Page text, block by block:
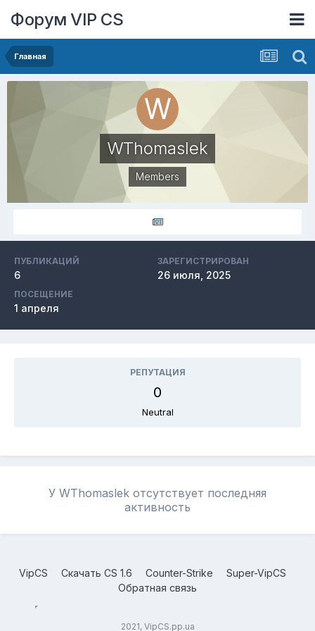
Форум VIP CS
Главная
WThomaslek
Members
ПУБЛИКАЦИЙ
6
ЗАРЕГИСТРИРОВАН
26 июля, 2025
ПОСЕЩЕНИЕ
1 апреля
РЕПУТАЦИЯ
0
Neutral
У WThomaslek отсутствует последняя
активность
VipCS Скачать CS 1.6 Counter-Strike
Super-VipCS
Обратная связь
2021, VipCS.pp.ua